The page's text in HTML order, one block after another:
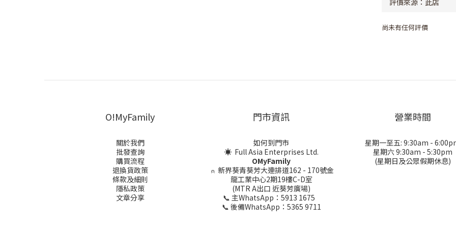
尚未有任何評價
O!MyFamily
關於我們
批發查詢
購買流程
退換貨政策
條款及細則
隱私政策
文章分享
門市資訊
如何到門市
☀ Full Asia Enterprises Ltd.
OMyFamily
⍝ 新界葵青葵芳大連排道162 - 170號金
龍工業中心2期19樓C-D室
(MTR A出口 近葵芳廣場)
📞 主WhatsApp：5913 1675
📞 後備WhatsApp：5365 9711
營業時間
星期一至五: 9:30am -
星期六 9:30am - 5:30pm
(星期日及公眾假期休息)